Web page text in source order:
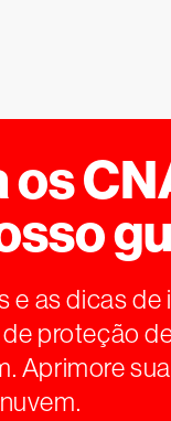
os
e as dicas de
proteção
Aprimore